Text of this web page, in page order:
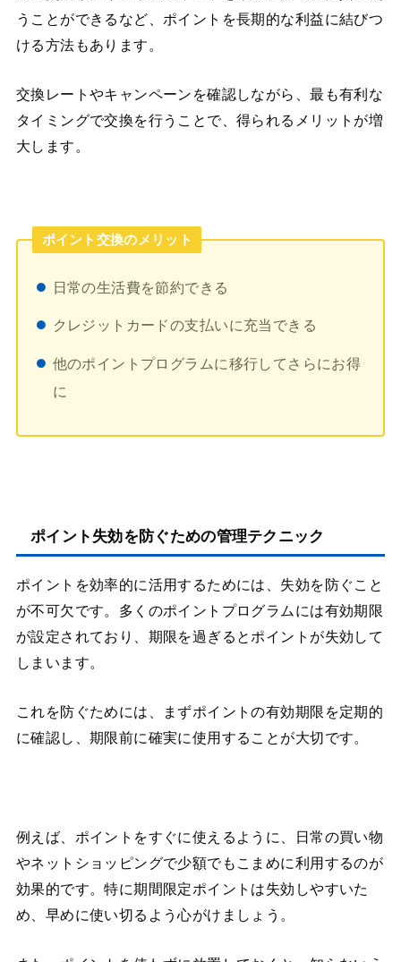
うことができるなど、ポイントを長期的な利益に結びつ
ける方法もあります。
交換レートやキャンペーンを確認しながら、最も有利な
タイミングで交換を行うことで、得られるメリットが増
大します。
ポイント交換のメリット
日常の生活費を節約できる
クレジットカードの支払いに充当できる
他のポイントプログラムに移行してさらにお得
に
ポイント失効を防ぐための管理テクニック
ポイントを効率的に活用するためには、失効を防ぐこと
が不可欠です。多くのポイントプログラムには有効期限
が設定されており、期限を過ぎるとポイントが失効して
しまいます。
これを防ぐためには、まずポイントの有効期限を定期的
に確認し、期限前に確実に使用することが大切です。
例えば、ポイントをすぐに使えるように、日常の買い物
やネットショッピングで少額でもこまめに利用するのが
効果的です。特に期間限定ポイントは失効しやすいた
め、早めに使い切るよう心がけましょう。